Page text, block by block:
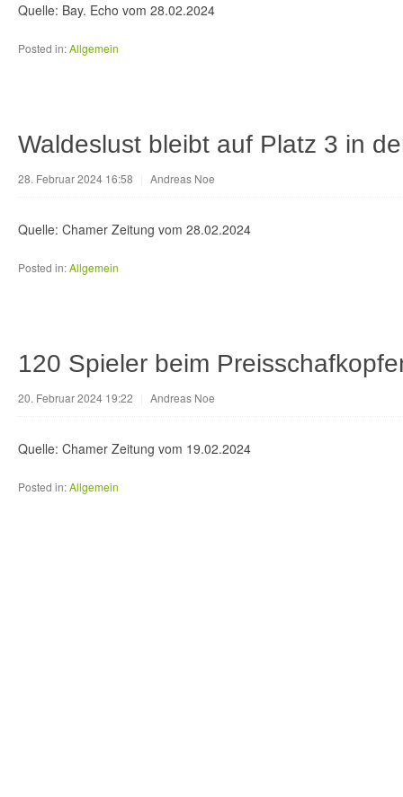
Quelle: Bay. Echo vom 28.02.2024
Posted in:Allgemein
Waldeslust bleibt auf Platz 3 in
28. Februar 2024 16:58 Andreas Noe
Quelle: Chamer Zeitung vom 28.02.2024
Posted in:Allgemein
120 Spieler beim
20. Februar 2024 19:22 Andreas Noe
Quelle: Chamer Zeitung vom 19.02.2024
Posted in:Allgemein